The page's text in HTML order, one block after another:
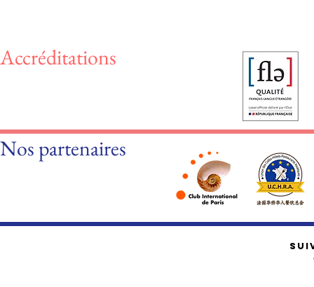
Accréditations
Nos partenaires